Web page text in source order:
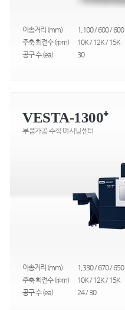
이송거리 (mm)
1,100 / 600 / 600
주축 회전수 (rpm)
10K / 12K / 15K
공구 수 (ea)
30
VESTA-1300⁺
부품가공 수직 머시닝센터
이송거리 (mm)
1,330 / 670 / 650
주축 회전수 (rpm)
10K / 12K / 15K
공구 수 (ea)
24 / 30